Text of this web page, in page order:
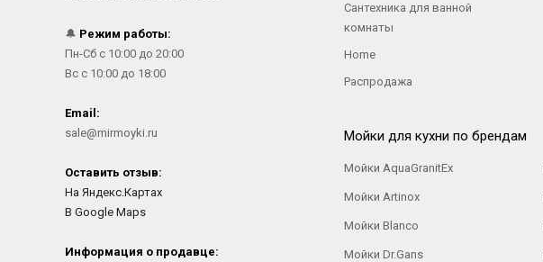
🔔 Режим работы:
Пн-Сб с 10:00 до 20:00
Вс с 10:00 до 18:00
Email:
sale@mirmoyki.ru
Оставить отзыв:
На Яндекс.Картах
В Google Maps
Информация о продавце:
Сантехника для ванной
комнаты
Home
Распродажа
Мойки для кухни по брендам
Мойки AquaGranitEx
Мойки Artinox
Мойки Blanco
Мойки Dr.Gans